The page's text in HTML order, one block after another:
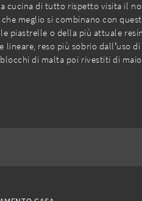
cucina di tutto rispetto visita il
meglio si combinano con
piastrelle o della più attuale
reso più sobrio dall’uso
di malta poi rivestiti di